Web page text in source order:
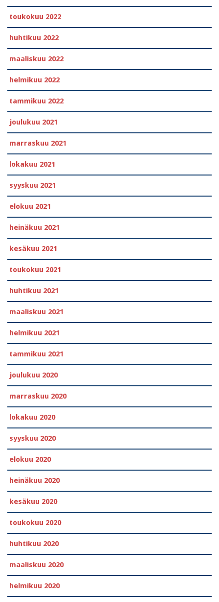
toukokuu 2022
huhtikuu 2022
maaliskuu 2022
helmikuu 2022
tammikuu 2022
joulukuu 2021
marraskuu 2021
lokakuu 2021
syyskuu 2021
elokuu 2021
heinäkuu 2021
kesäkuu 2021
toukokuu 2021
huhtikuu 2021
maaliskuu 2021
helmikuu 2021
tammikuu 2021
joulukuu 2020
marraskuu 2020
lokakuu 2020
syyskuu 2020
elokuu 2020
heinäkuu 2020
kesäkuu 2020
toukokuu 2020
huhtikuu 2020
maaliskuu 2020
helmikuu 2020